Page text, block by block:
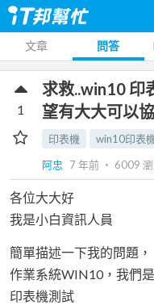
文章 問答
求救..win10 印
望有大大可以
印表機
win10印表
阿忠
7 年前 ‧ 6009
1
各位大大好
我是小白資訊人員
簡單描述一下我的問題，
作業系統WIN10，我們
印表機測試